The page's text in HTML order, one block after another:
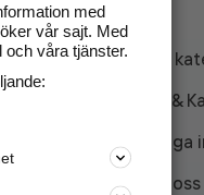
på
dig.
Alla
API &
Logga
Om oss
med
vår sajt. Med
och våra tjänster.